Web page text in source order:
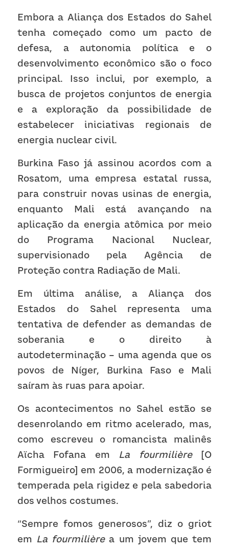
Embora a Aliança dos Estados do Sahel
tenha começado como um pacto de
defesa, a autonomia política e o
desenvolvimento econômico são o foco
principal. Isso inclui, por exemplo, a
busca de projetos conjuntos de energia
e a exploração da possibilidade de
estabelecer iniciativas regionais de
energia nuclear civil.
Burkina Faso já assinou acordos com a
Rosatom, uma empresa estatal russa,
para construir novas usinas de energia,
enquanto Mali está avançando na
aplicação da energia atômica por meio
do Programa Nacional Nuclear,
supervisionado pela Agência de
Proteção contra Radiação de Mali.
Em última análise, a Aliança dos
Estados do Sahel representa uma
tentativa de defender as demandas de
soberania e o direito à
autodeterminação – uma agenda que os
povos de Níger, Burkina Faso e Mali
saíram às ruas para apoiar.
Os acontecimentos no Sahel estão se
desenrolando em ritmo acelerado, mas,
como escreveu o romancista malinês
Aïcha Fofana em La fourmilière [O
Formigueiro] em 2006, a modernização é
temperada pela rigidez e pela sabedoria
dos velhos costumes.
“Sempre fomos generosos”, diz o griot
em La fourmilière a um jovem que tem